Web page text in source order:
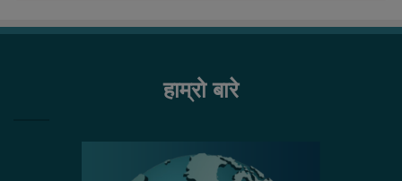
हाम्रो बारे